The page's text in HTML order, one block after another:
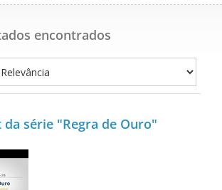
encontrados
da série "Regra de Ouro"